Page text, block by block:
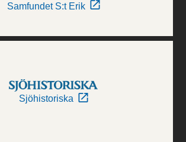
Samfundet S:t Erik
Sjöhistoriska